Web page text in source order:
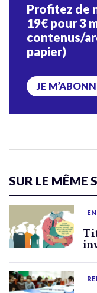
Profitez de
19€ pour 3
contenus/
papier)
JE
SUR LE MÊME